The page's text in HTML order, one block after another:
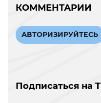
КОММЕНТАРИИ
АВТОРИЗИРУЙТЕСЬ
Подписаться на